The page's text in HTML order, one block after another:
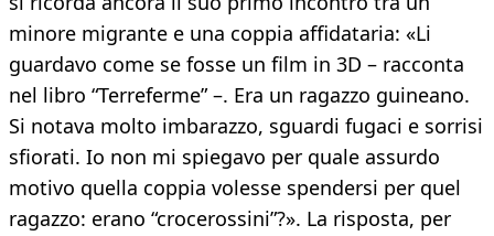
minore migrante e una coppia affidataria: «Li
guardavo come se fosse un film in 3D – racconta
nel libro “Terreferme” –. Era un ragazzo guineano.
Si notava molto imbarazzo, sguardi fugaci e sorrisi
sfiorati. Io non mi spiegavo per quale assurdo
motivo quella coppia volesse spendersi per quel
ragazzo: erano “crocerossini”?». La risposta, per